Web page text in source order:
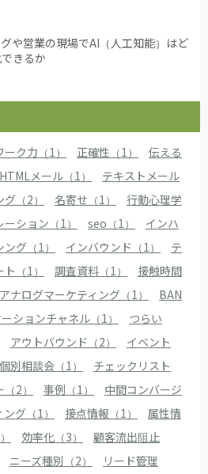
や営業の現場でAI（人工知能）はど
きるか
ク力（1） 正確性（1）
伝える
HTMLメール（1）
テキストメール
（2） 名寄せ（1）
行動心理学
ション（1） seo（1）
インハ
グ（1） インバウンド（1）
テ
（1） 調査資料（1）
接触時間
アナログマーケティング（1）
BAN
ションチャネル（1）
つらい
アウトバウンド（2）
イベント
個別相談会（1）
チェックリスト
2） 事例（1）
中間コンバージ
グ（1） 接点情報（1）
属性情
効率化（3）
顧客流出阻止
ニーズ種別（2）
リード管理